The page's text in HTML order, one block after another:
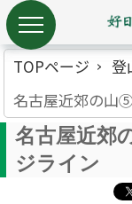
TOPページ
登
名古屋近郊の山
名古屋近郊
ジライン